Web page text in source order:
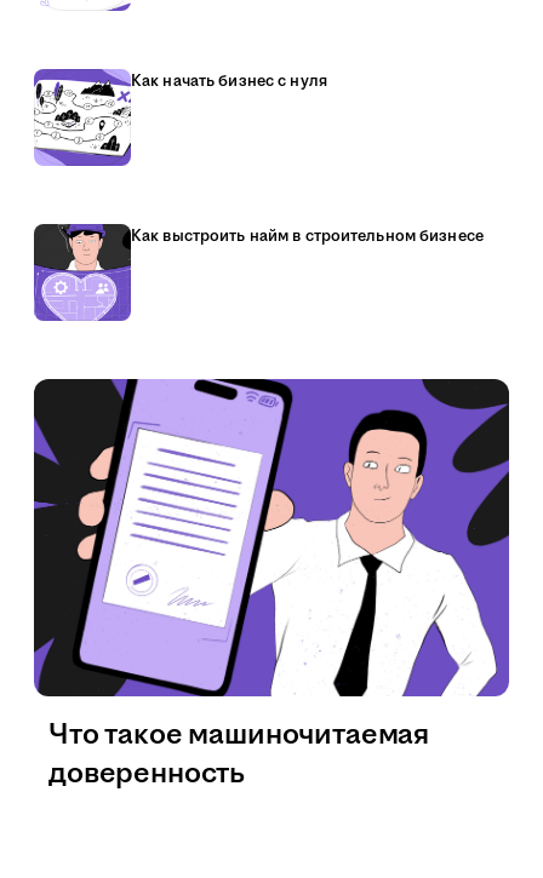
Как начать бизнес с нуля
Как выстроить найм в строительном бизнесе
Что такое машиночитаемая
доверенность